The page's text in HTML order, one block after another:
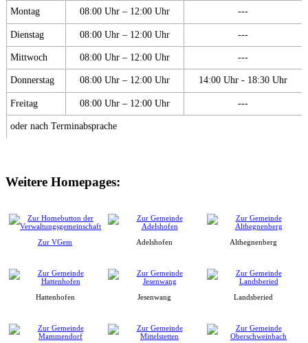
Montag 08:00 Uhr – 12:00 Uhr ---
Dienstag 08:00 Uhr – 12:00 Uhr ---
Mittwoch 08:00 Uhr – 12:00 Uhr ---
Donnerstag 08:00 Uhr – 12:00 Uhr 14:00 Uhr - 18:30 Uhr
Freitag 08:00 Uhr – 12:00 Uhr ---
oder nach Terminabsprache
Weitere Homepages:
Zur VGem Adelshofen Althegnenberg
Hattenhofen Jesenwang Landsberied